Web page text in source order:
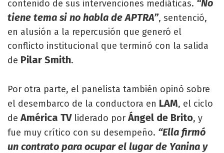
contenido de sus intervenciones mediáticas. “No
tiene tema si no habla de APTRA”, sentenció,
en alusión a la repercusión que generó el
conflicto institucional que terminó con la salida
de Pilar Smith.
Por otra parte, el panelista también opinó sobre
el desembarco de la conductora en LAM, el ciclo
deAmérica TVliderado porÁngel de Brito, y
fue muy crítico con su desempeño. “Ella firmó
un contrato para ocupar el lugar de Yanina y